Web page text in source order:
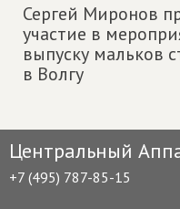
Сергей Миронов
участие в
выпуску мальков
в Волгу
Центральный
+7 (495) 787-85-15